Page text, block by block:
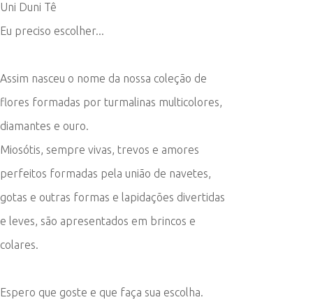
Uni Duni Tê
Eu preciso escolher...
Assim nasceu o nome da nossa coleção de
flores formadas por turmalinas multicolores,
diamantes e ouro.
Miosótis, sempre vivas, trevos e amores
perfeitos formadas pela união de navetes,
gotas e outras formas e lapidações divertidas
e leves, são apresentados em brincos e
colares.
Espero que goste e que faça sua escolha.